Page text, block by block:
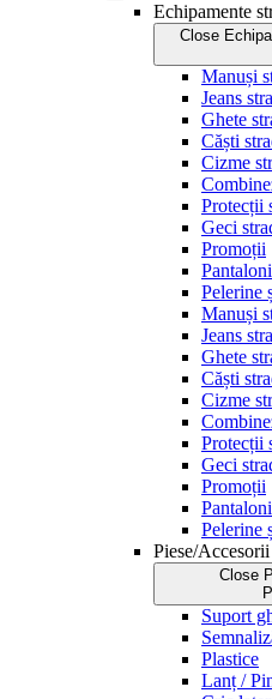
Echipamente
Close
Manuși
Jeans
Ghete
Căști
Cizme
Protecții
Geci
Promoții
Pelerine
Manuși
Jeans
Ghete
Căști
Cizme
Protecții
Geci
Promoții
Pelerine
Piese/Accesorii
Close
Suport
Plastice
Lanț /